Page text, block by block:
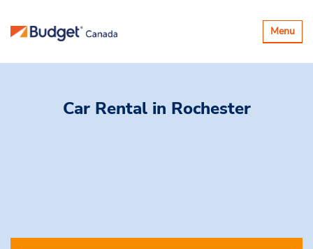
Basculer
la
Menu
Car Rental in Rochester